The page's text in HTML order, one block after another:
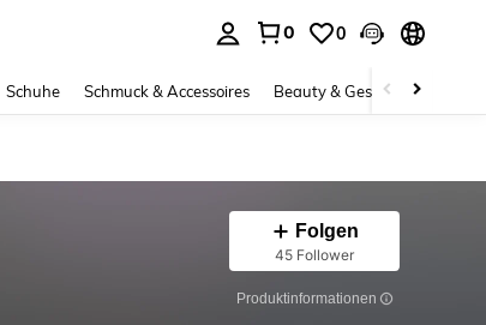
0 0
Schuhe Schmuck & Accessoires Beauty & Gesundheit
Folgen
45 Follower
Produktinformationen